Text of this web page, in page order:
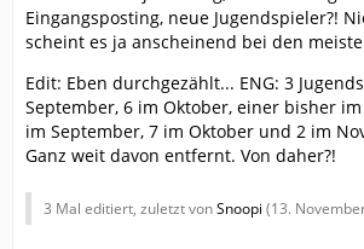
Eingangsposting, neue Jugendspieler?!
scheint es ja anscheinend bei den
Edit: Eben durchgezählt... ENG: 3
September, 6 im Oktober, einer bisher
im September, 7 im Oktober und 2 im
Ganz weit davon entfernt. Von daher?!
3 Mal editiert, zuletzt vonSnoopi (13.